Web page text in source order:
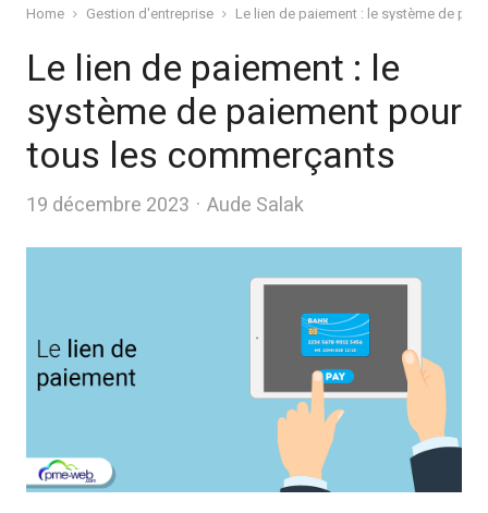
Home Gestion d'entreprise Le lien de paiement : le système de
Le lien de paiement : le
système de paiement pour
tous les commerçants
19 décembre 2023 Author
Aude Salak